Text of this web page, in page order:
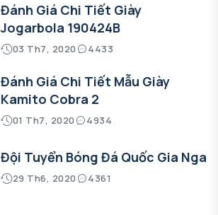
Đánh Giá Chi Tiết Giày
Jogarbola 190424B
03 Th7, 2020 4433
Đánh Giá Chi Tiết Mẫu Giày
Kamito Cobra 2
01 Th7, 2020 4934
Đội Tuyển Bóng Đá Quốc Gia Nga
29 Th6, 2020 4361